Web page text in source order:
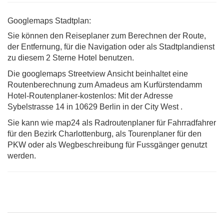
Googlemaps Stadtplan:
Sie können den Reiseplaner zum Berechnen der Route,
der Entfernung, für die Navigation oder als Stadtplandienst
zu diesem 2 Sterne Hotel benutzen.
Die googlemaps Streetview Ansicht beinhaltet eine
Routenberechnung zum Amadeus am Kurfürstendamm
Hotel-Routenplaner-kostenlos: Mit der Adresse
Sybelstrasse 14 in 10629 Berlin in der City West .
Sie kann wie map24 als Radroutenplaner für Fahrradfahrer
für den Bezirk Charlottenburg, als Tourenplaner für den
PKW oder als Wegbeschreibung für Fussgänger genutzt
werden.